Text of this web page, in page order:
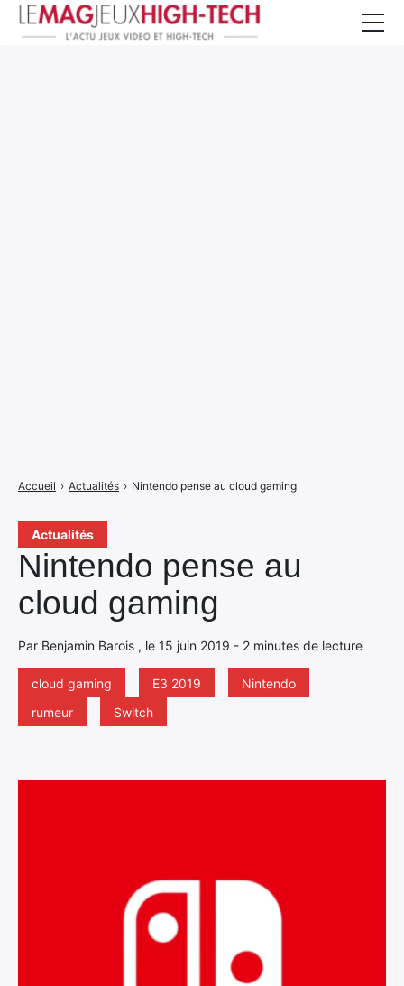
Actualités
Nintendo pense au
cloud gaming
Par Benjamin Barois , le 15 juin 2019 - 2 minutes de lecture
cloud gaming E3 2019
Nintendo
rumeur
Switch
Accueil › Actualités › Nintendo pense au cloud gaming